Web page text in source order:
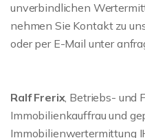
unverbindlichen
nehmen Sie Kontakt zu
oder per E-Mail unter
Ralf Frerix, Betriebs- und
Immobilienkauffrau und
Immobilienwertermittung